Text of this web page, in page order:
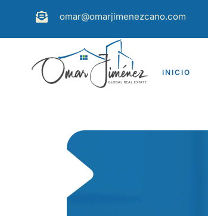
omar@omarjimenezcano.com
INICIO